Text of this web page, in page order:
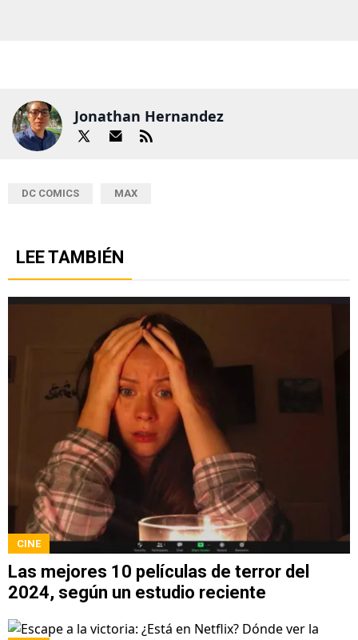
Jonathan Hernandez
DC COMICS MAX
LEE TAMBIÉN
CINE
Las mejores 10 películas de terror del
2024, según un estudio reciente